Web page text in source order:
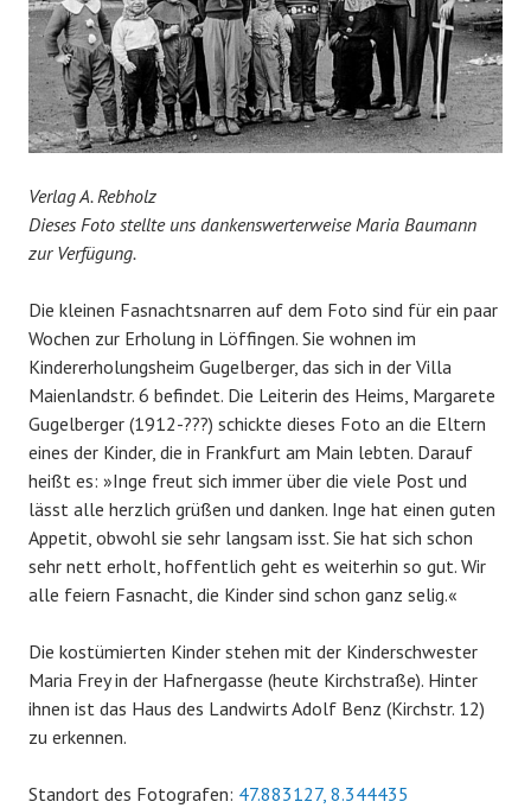
Verlag A. Rebholz
Dieses Foto stellte uns dankenswerterweise Maria Baumann
zur Verfügung.
Die kleinen Fasnachtsnarren auf dem Foto sind für ein paar
Wochen zur Erholung in Löffingen. Sie wohnen im
Kindererholungsheim Gugelberger, das sich in der Villa
Maienlandstr. 6 befindet. Die Leiterin des Heims, Margarete
Gugelberger (1912-???) schickte dieses Foto an die Eltern
eines der Kinder, die in Frankfurt am Main lebten. Darauf
heißt es: »Inge freut sich immer über die viele Post und
lässt alle herzlich grüßen und danken. Inge hat einen guten
Appetit, obwohl sie sehr langsam isst. Sie hat sich schon
sehr nett erholt, hoffentlich geht es weiterhin so gut. Wir
alle feiern Fasnacht, die Kinder sind schon ganz selig.«
Die kostümierten Kinder stehen mit der Kinderschwester
Maria Frey in der Hafnergasse (heute Kirchstraße). Hinter
ihnen ist das Haus des Landwirts Adolf Benz (Kirchstr. 12)
zu erkennen.
Standort des Fotografen: 47.883127, 8.344435